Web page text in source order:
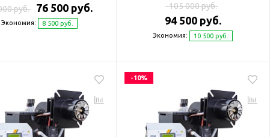
руб. 76 500 руб.
Экономия: 8 500 руб.
105 000 руб.
94 500 руб.
Экономия: 10 500 руб.
-10%